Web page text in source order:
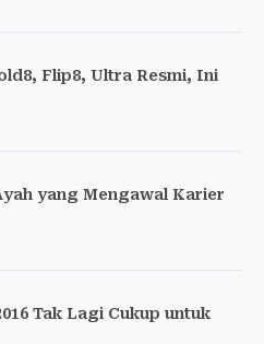
Flip8, Ultra Resmi, Ini
yang Mengawal Karier
Tak Lagi Cukup untuk